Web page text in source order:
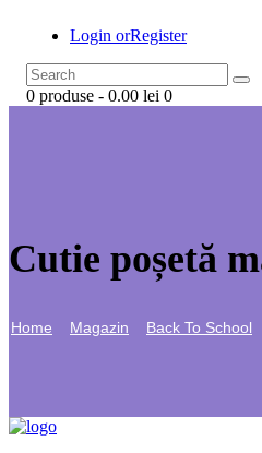
Login orRegister
0 produse - 0.00 lei 0
Cutie poșetă
Home Magazin Back To School